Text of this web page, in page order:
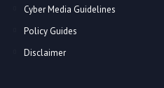
Cyber Media Guidelines
Policy Guides
Disclaimer